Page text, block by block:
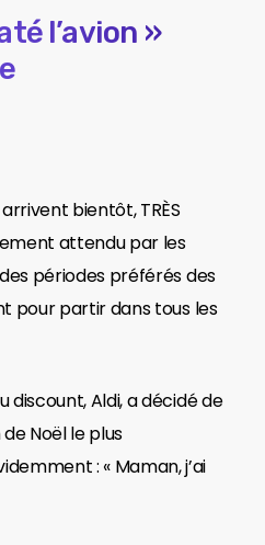
l’avion »
bientôt, TRÈS
attendu par les
périodes préférés des
pour partir dans tous les
discount, Aldi, a décidé de
Noël le plus
: « Maman, j’ai